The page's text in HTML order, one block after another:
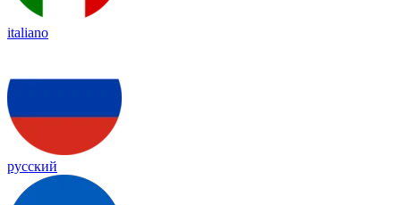
italiano
русский